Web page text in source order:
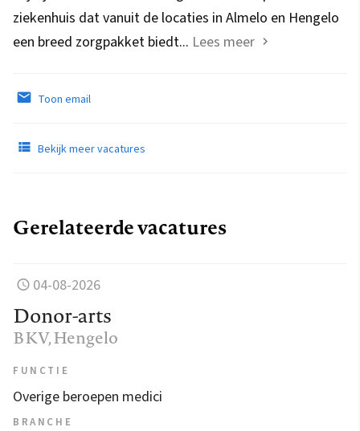
ziekenhuis dat vanuit de locaties in Almelo en Hengelo
een breed zorgpakket biedt... Lees meer
Toon email
Bekijk meer vacatures
Gerelateerde vacatures
04-08-2026
Donor-arts
BKV, Hengelo
FUNCTIE
Overige beroepen medici
BRANCHE